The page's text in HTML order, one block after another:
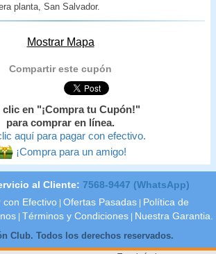
planta, San Salvador.
Mostrar Mapa
Compartir este cupón
clic en "¡Compra tu Cupón!"
para comprar en línea.
aquí para pagar con efectivo.
¡Compra para un amigo!
al Cliente: 7568-9447 (WhatsApp)
con Efectivo Ofertas Pasadas
Política de
Términos y Condiciones
Nuestra Garantia.
Club. Todos los derechos reservados.